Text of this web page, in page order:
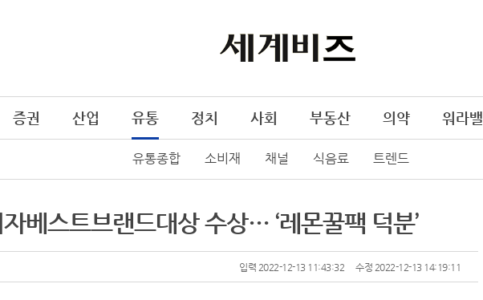
증권 산업 유통
유통종합 소비재 채널 식음료 트렌드
정치 사회 부동산 의약 워라밸
베스트브랜드대상 수상… ‘레몬꿀팩 덕분’
입력 2022-12-13 11:43:32 수정 2022-12-13 14:19:11